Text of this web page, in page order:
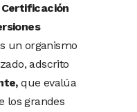
un organismo
adscrito
que evalúa
los grandes